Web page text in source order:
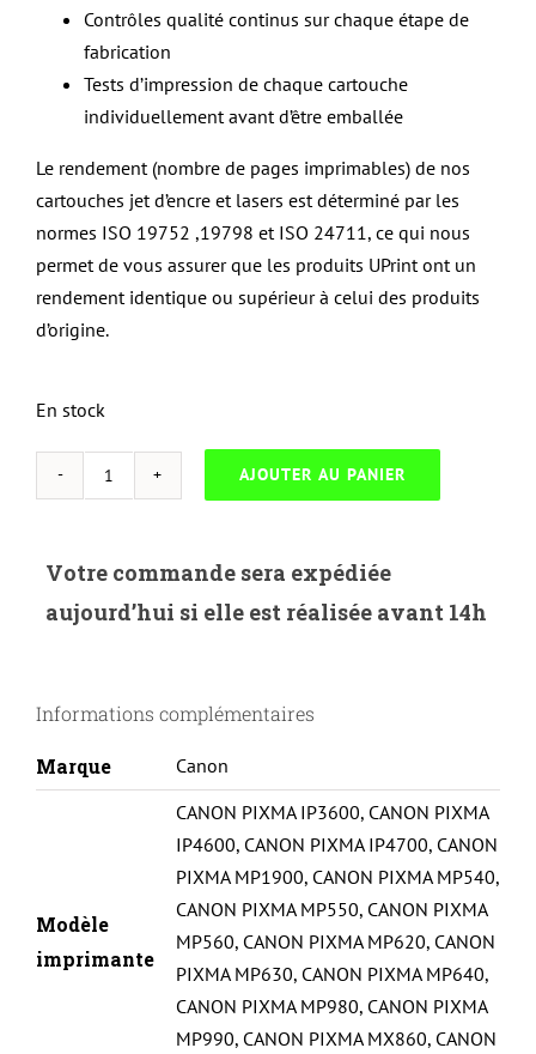
Contrôles qualité continus sur chaque étape de
fabrication
Tests d’impression de chaque cartouche
individuellement avant d’être emballée
Le rendement (nombre de pages imprimables) de nos
cartouches jet d’encre et lasers est déterminé par les
normes ISO 19752 ,19798 et ISO 24711, ce qui nous
permet de vous assurer que les produits UPrint ont un
rendement identique ou supérieur à celui des produits
d’origine.
En stock
quantité
C-
520/521-
IP3600/4600/4700-
WITH
(2BK+C+M+Y)-
AJOUTER AU PANIER
Votre commande sera expédiée
aujourd’hui si elle est réalisée avant 14h
Informations complémentaires
Marque Canon
Modèle
imprimante
CANON PIXMA IP3600, CANON PIXMA
IP4600, CANON PIXMA IP4700, CANON
PIXMA MP1900, CANON PIXMA MP540,
CANON PIXMA MP550, CANON PIXMA
MP560, CANON PIXMA MP620, CANON
PIXMA MP630, CANON PIXMA MP640,
CANON PIXMA MP980, CANON PIXMA
MP990, CANON PIXMA MX860, CANON